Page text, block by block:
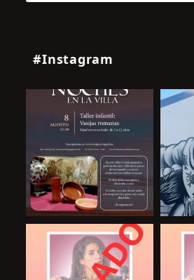
#Instagram